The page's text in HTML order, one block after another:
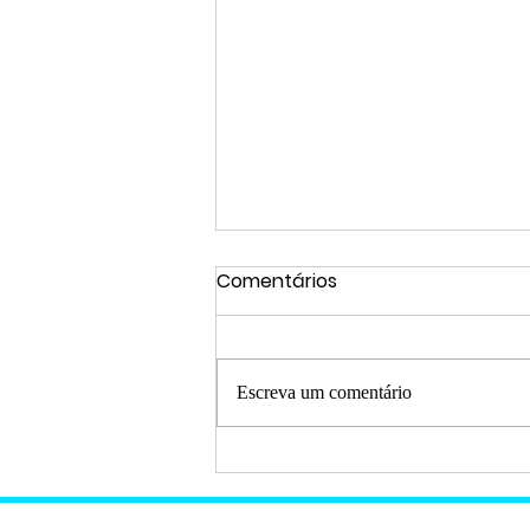
Entre no Espírito de Natal e
Ano Novo com a
Comentários
Escreva um comentário